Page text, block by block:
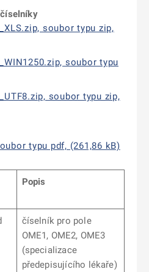
soubor typu zip,
soubor typu
soubor typu zip,
typu pdf, (261,86 kB)
Popis
číselník pro pole
OME1, OME2, OME3
(specializace
předepisujícího lékaře)